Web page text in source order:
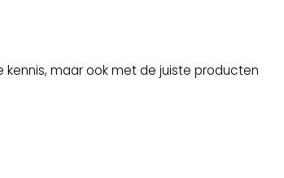
maar ook met de juiste producten